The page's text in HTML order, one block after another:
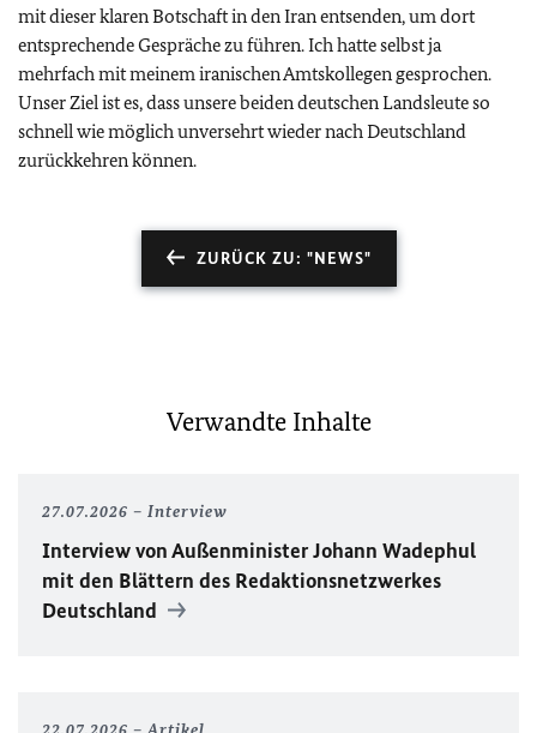
mit dieser klaren Botschaft in den Iran entsenden, um dort
entsprechende Gespräche zu führen. Ich hatte selbst ja
mehrfach mit meinem iranischen Amtskollegen gesprochen.
Unser Ziel ist es, dass unsere beiden deutschen Landsleute so
schnell wie möglich unversehrt wieder nach Deutschland
zurückkehren können.
ZURÜCK ZU: "NEWS"
Verwandte Inhalte
27.07.2026 Interview
Interview von Außenminister Johann Wadephul
mit den Blättern des Redaktionsnetzwerkes
Deutschland